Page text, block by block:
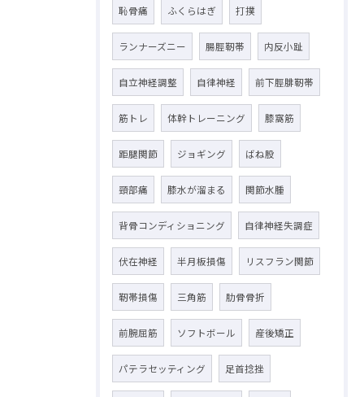
恥骨痛 ふくらはぎ 打撲
ランナーズニー 腸脛靭帯 内反小趾
自立神経調整 自律神経 前下脛腓靭帯
筋トレ 体幹トレーニング 膝窩筋
距腿関節 ジョギング ばね股
頸部痛 膝水が溜まる 関節水腫
背骨コンディショニング 自律神経失調症
伏在神経 半月板損傷 リスフラン関節
靭帯損傷 三角筋 肋骨骨折
前腕屈筋 ソフトボール 産後矯正
パテラセッティング 足首捻挫